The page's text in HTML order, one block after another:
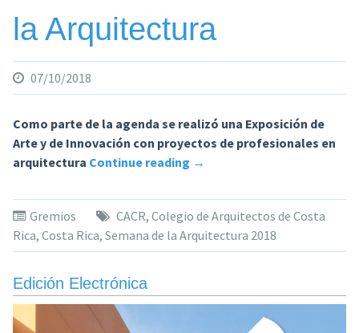
la Arquitectura
07/10/2018
Como parte de la agenda se realizó una Exposición de
Arte y de Innovación con proyectos de profesionales en
arquitectura Continue reading «Colegio
Arquitectos
celebró
la
la
Arquitectura»
→
Gremios CACR, Colegio de Arquitectos de Costa
Rica, Costa Rica, Semana de la Arquitectura 2018
Edición Electrónica